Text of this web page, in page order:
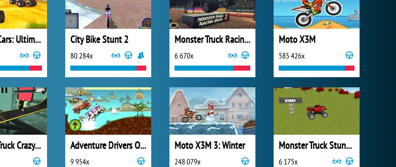
Monster Cars: Ultimate Simulator City Bike Stunt 2
80 284x
Monster Truck Racing Arena 2
6 670x
Moto X3M
585 426x
Monster Truck Crazy Impossible Adventure Drivers Online
9 954x
Moto X3M 3: Winter
248 079x
Monster Truck Stunt Madness
6 175x